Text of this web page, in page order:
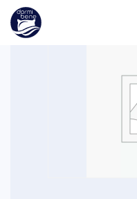
SOMIERE
Pat Somier Doghe Hotel